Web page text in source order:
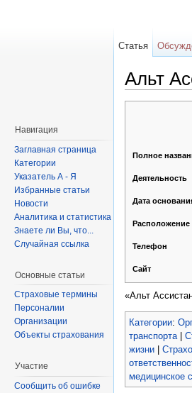
Альт
Полное
Деятельность
Дата
Расположение
Телефон
Сайт
«Альт
Категории:
транспорта
жизни
медицинское
Статья
Навигация
Заглавная страница
Категории
Указатель А - Я
Избранные статьи
Новости
Аналитика и статистика
Знаете ли Вы, что...
Случайная ссылка
Основные статьи
Страховые термины
Персоналии
Организации
Объекты страхования
Участие
Сообщить об ошибке